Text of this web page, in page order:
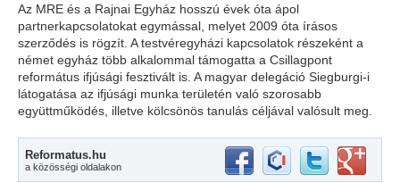
Az MRE és a Rajnai Egyház hosszú évek óta ápol
partnerkapcsolatokat egymással, melyet 2009 óta írásos
szerződés is rögzít. A testvéregyházi kapcsolatok részeként a
német egyház több alkalommal támogatta a Csillagpont
református ifjúsági fesztivált is. A magyar delegáció Siegburgi-i
látogatása az ifjúsági munka területén való szorosabb
együttműködés, illetve kölcsönös tanulás céljával valósult meg.
Reformatus.hu
a közösségi oldalakon